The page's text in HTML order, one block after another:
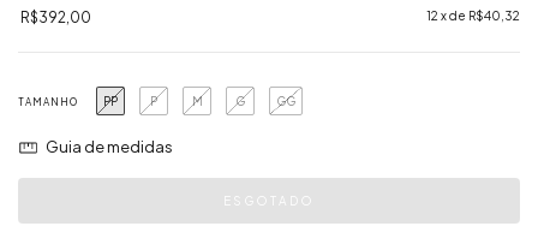
R$392,00 12 x de R$40,32
TAMANHO PP P M G GG
Guia de medidas